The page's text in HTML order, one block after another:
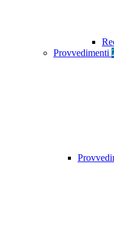
Provvedimenti